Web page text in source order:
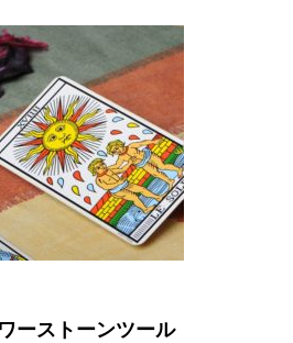
ーストーンツール